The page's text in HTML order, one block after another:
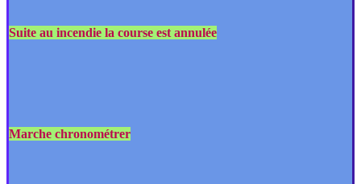
Suite au incendie la course est annulée
Marche chronométrer